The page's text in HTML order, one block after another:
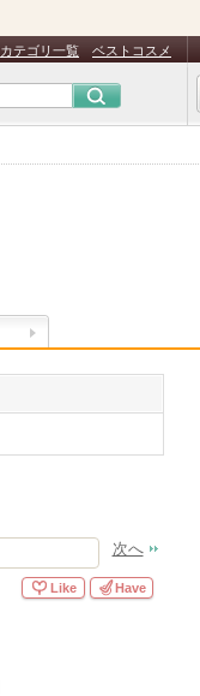
カテゴリ一覧 ベストコスメ
次へ
Like Have